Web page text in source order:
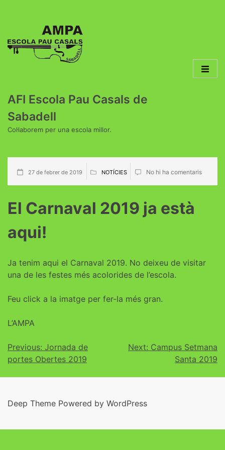
AFI Escola Pau Casals de
Sabadell
Col·laborem per una escola millor.
27 de febrer de 2019 NOTÍCIES No hi ha comentaris
El Carnaval 2019 ja està
aqui!
Ja tenim aqui el Carnaval 2019. No deixeu de visitar
una de les festes més acolorides de l’escola.
Feu click a la imatge per fer-la més gran.
L’AMPA
Previous: Jornada de
portes Obertes 2019
Next: Campus Setmana
Santa 2019
Deep Theme Powered by WordPress